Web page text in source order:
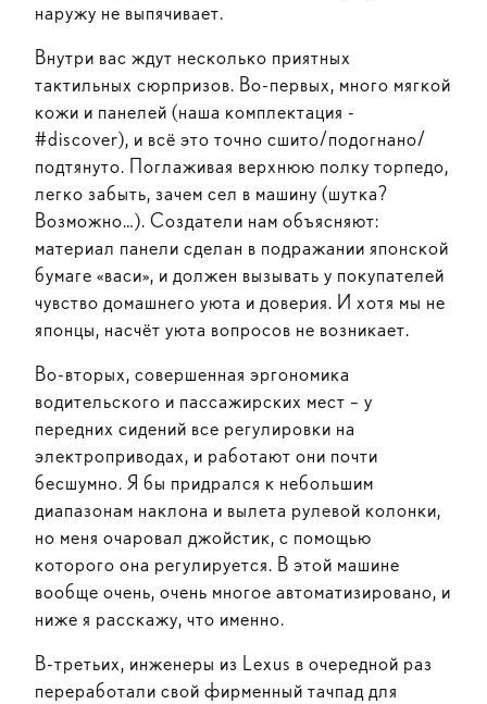
наружу не выпячивает.
Внутри вас ждут несколько приятных
тактильных сюрпризов. Во-первых, много мягкой
кожи и панелей (наша комплектация -
#discover), и всё это точно сшито/подогнано/
подтянуто. Поглаживая верхнюю полку торпедо,
легко забыть, зачем сел в машину (шутка?
Возможно…). Создатели нам объясняют:
материал панели сделан в подражании японской
бумаге «васи», и должен вызывать у покупателей
чувство домашнего уюта и доверия. И хотя мы не
японцы, насчёт уюта вопросов не возникает.
Во-вторых, совершенная эргономика
водительского и пассажирских мест – у
передних сидений все регулировки на
электроприводах, и работают они почти
бесшумно. Я бы придрался к небольшим
диапазонам наклона и вылета рулевой колонки,
но меня очаровал джойстик, с помощью
которого она регулируется. В этой машине
вообще очень, очень многое автоматизировано, и
ниже я расскажу, что именно.
В-третьих, инженеры из Lexus в очередной раз
переработали свой фирменный тачпад для